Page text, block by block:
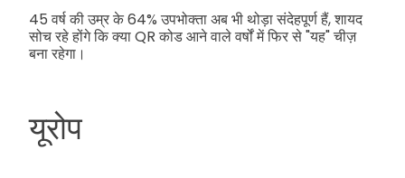
45 वर्ष की उम्र के 64% उपभोक्ता अब भी थोड़ा संदेहपूर्ण हैं, शायद
सोच रहे होंगे कि क्या QR कोड आने वाले वर्षों में फिर से "यह" चीज़
बना रहेगा।
यूरोप